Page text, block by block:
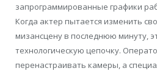
запрограммированные графики
Когда актер пытается изменить
мизансцену в последнюю минуту,
технологическую цепочку.
перенастраивать камеры, а